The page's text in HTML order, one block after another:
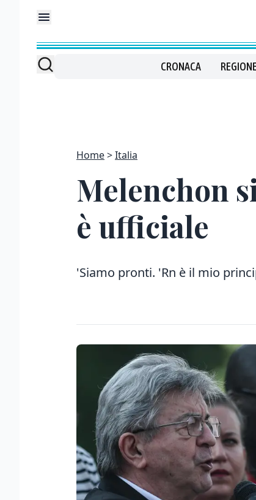
CRONACA REGIONE
Home Italia
Melenchon
è ufficiale
'Siamo pronti. 'Rn è il mio